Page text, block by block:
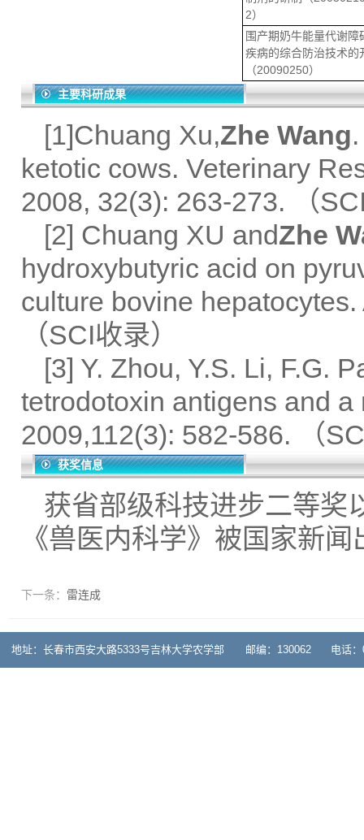
2）
围产期奶牛能量代谢障
疾病的综合防治技术的
（20090250）
主要科研成果
[1]Chuang Xu,Zhe Wang
ketotic cows. Veterinary
2008, 32(3): 263-273. （
[2] Chuang XU andZhe
hydroxybutyric acid on
culture bovine
（SCI收录）
[3] Y. Zhou, Y.S. Li, F.G.
tetrodotoxin antigens and
2009,112(3): 582-586. （
获奖信息
获省部级科技进步二等奖
《兽医内科学》被国家新
下一条： 雷连成
地址：长春市西安大路5333号吉林大学农学部 邮编：130062 电话